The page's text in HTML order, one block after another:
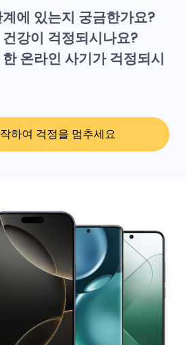
에 있는지 궁금한가요?
강이 걱정되시나요?
온라인 사기가 걱정되시
하여 걱정을 멈추세요